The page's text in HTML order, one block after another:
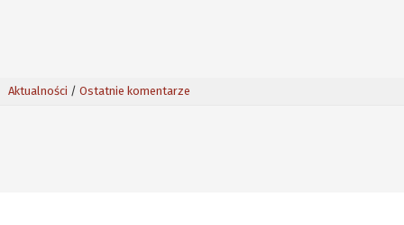
Aktualności / Ostatnie komentarze